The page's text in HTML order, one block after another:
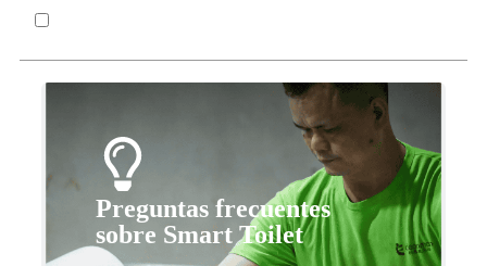
Preguntas frecuentes
sobre Smart Toilet